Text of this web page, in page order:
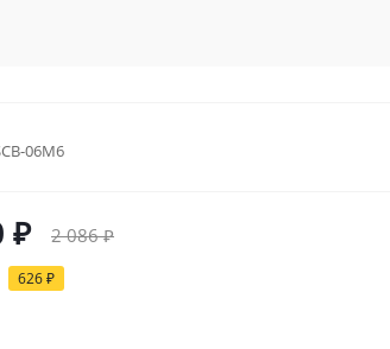
06M6
₽ 2 086₽
626₽